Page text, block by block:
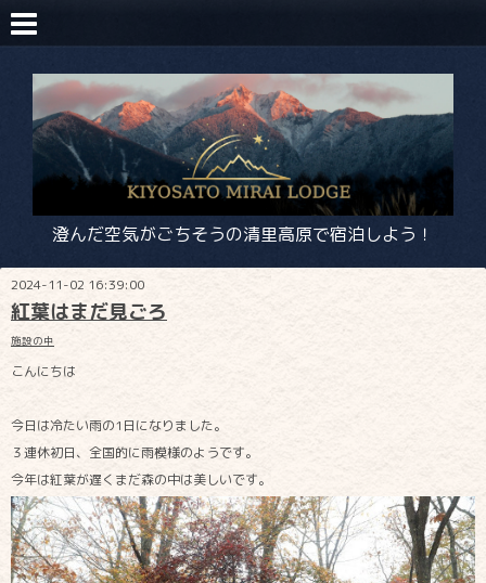
澄んだ空気がごちそうの清里高原で宿泊しよう！
2024-11-02 16:39:00
紅葉はまだ見ごろ
施設の中
こんにちは
今日は冷たい雨の1日になりました。
３連休初日、全国的に雨模様のようです。
今年は紅葉が遅くまだ森の中は美しいです。